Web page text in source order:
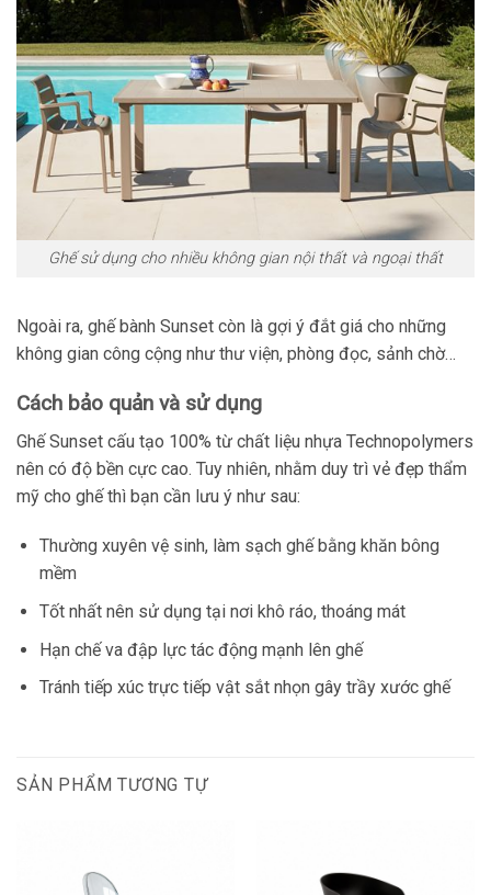
Ghế sử dụng cho nhiều không gian nội thất và ngoại thất
Ngoài ra, ghế bành Sunset còn là gợi ý đắt giá cho những
không gian công cộng như thư viện, phòng đọc, sảnh chờ…
Cách bảo quản và sử dụng
Ghế Sunset cấu tạo 100% từ chất liệu nhựa Technopolymers
nên có độ bền cực cao. Tuy nhiên, nhằm duy trì vẻ đẹp thẩm
mỹ cho ghế thì bạn cần lưu ý như sau:
Thường xuyên vệ sinh, làm sạch ghế bằng khăn bông
mềm
Tốt nhất nên sử dụng tại nơi khô ráo, thoáng mát
Hạn chế va đập lực tác động mạnh lên ghế
Tránh tiếp xúc trực tiếp vật sắt nhọn gây trầy xước ghế
SẢN PHẨM TƯƠNG TỰ